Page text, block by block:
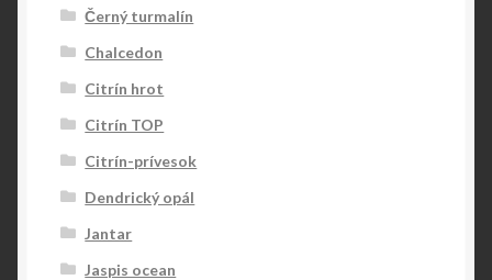
Černý turmalín
Chalcedon
Citrín hrot
Citrín TOP
Citrín-prívesok
Dendrický opál
Jantar
Jaspis ocean